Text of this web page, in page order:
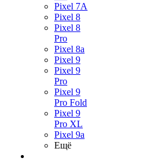
Pixel 7A
Pixel 8
Pixel 8
Pro
Pixel 8a
Pixel 9
Pixel 9
Pro
Pixel 9
Pro Fold
Pixel 9
Pro XL
Pixel 9a
Ещё